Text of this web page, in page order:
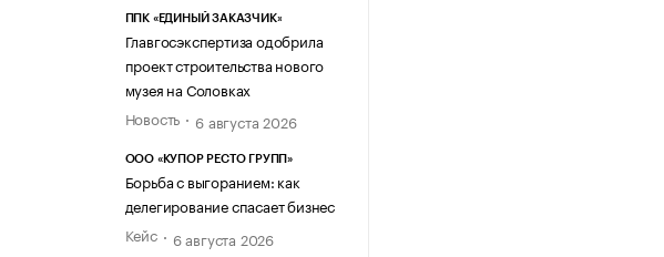
ППК «ЕДИНЫЙ ЗАКАЗЧИК»
Главгосэкспертиза одобрила
проект строительства нового
музея на Соловках
Новость
6 августа 2026
ООО «КУПОР РЕСТО ГРУПП»
Борьба с выгоранием: как
делегирование спасает бизнес
Кейс
6 августа 2026